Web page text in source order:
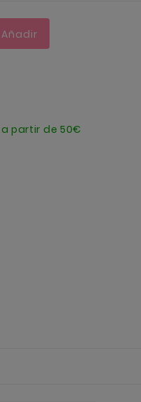
Añadir
a partir de 50€